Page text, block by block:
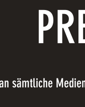
sämtliche